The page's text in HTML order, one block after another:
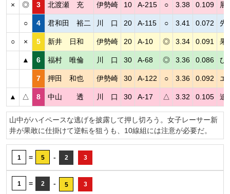
× ◎ 3 北渡瀬 充 伊勢崎 10 A-215 ○ 3.38 0.109 展
○ 4 君和田 裕二 川 口 20 A-115 ○ 3.41 0.072 先
○ × 5 新井 日和 伊勢崎 20 A-10 ◎ 3.34 0.091 果
▲ 6 福村 唯倫 川 口 30 A-68 ◎ 3.36 0.086 ひ
7 押田 和也 伊勢崎 30 A-122 ○ 3.36 0.092 エ
▲ △ 8 中山 透 川 口 30 A-17 △ 3.32 0.105 追
山中がハイペースな逃げを披露して押し切ろう。女子レーサー新
井が果敢に仕掛けて逆転を狙うも、10線組には注意が必要だ。
1 = 5 - 2 3
1 = 2 - 5 3